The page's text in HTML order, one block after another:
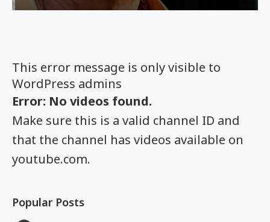
This error message is only visible to
WordPress admins
Error: No videos found.
Make sure this is a valid channel ID and
that the channel has videos available on
youtube.com.
Popular Posts